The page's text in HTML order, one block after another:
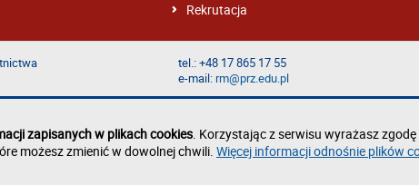
Rekrutacja
tel.: +48 17 865 17 55
e-mail:rm@prz.edu.pl
zapisanych w plikach cookies. Korzystając z serwisu wyrażasz
możesz zmienić w dowolnej chwili. Więcej informacji odnośnie plików